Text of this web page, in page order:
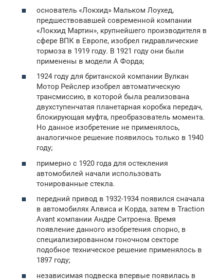
основатель «Локхид» Мальком Лоухед,
предшествовавшей современной компании
«Локхид Мартин», крупнейшего производителя в
сфере ВПК в Европе, изобрел гидравлические
тормоза в 1919 году. В 1921 году они были
применены в модели А Форда;
1924 году для британской компании Вулкан
Мотор Рейслер изобрел автоматическую
трансмиссию, в которой была реализована
двухступенчатая планетарная коробка передач,
блокирующая муфта, преобразователь момента.
Но данное изобретение не применялось,
аналогичное решение появилось только в 1940
году;
примерно с 1920 года для остекления
автомобилей начали использовать
тонированные стекла.
передний привод в 1932-1934 появился сначала
в автомобилях Алвиса и Корда, затем в Traction
Avant компании Андре Ситроена. Время
появление данного изобретения спорно, в
специализированном гоночном секторе
подобное техническое решение применялось в
1897 году;
независимая подвеска впервые появилась в